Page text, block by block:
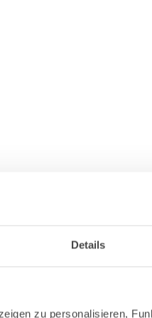
Details
zu personalisieren,